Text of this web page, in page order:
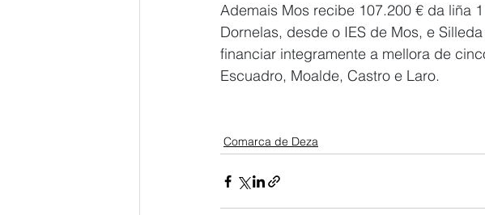
Ademais Mos recibe 107.200 € da liña
Dornelas, desde o IES de Mos, e
financiar integramente a mellora de
Escuadro, Moalde, Castro e Laro.
Comarca de Deza